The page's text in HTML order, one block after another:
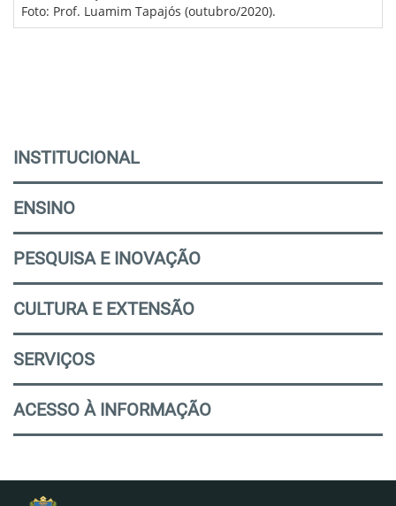
Foto: Prof. Luamim Tapajós (outubro/2020).
INSTITUCIONAL
ENSINO
PESQUISA E INOVAÇÃO
CULTURA E EXTENSÃO
SERVIÇOS
ACESSO À INFORMAÇÃO